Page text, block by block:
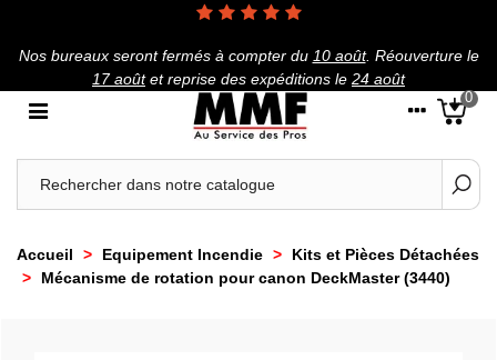
Nos bureaux seront fermés à compter du 10 août. Réouverture le
17 aoûtet reprise des expéditions le 24 août
0
Accueil > Equipement Incendie >
Kits et Pièces Détachées
>
Mécanisme de rotation pour canon DeckMaster (3440)